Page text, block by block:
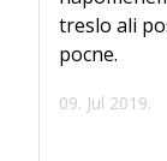
treslo ali
pocne.
09. Jul 2019.